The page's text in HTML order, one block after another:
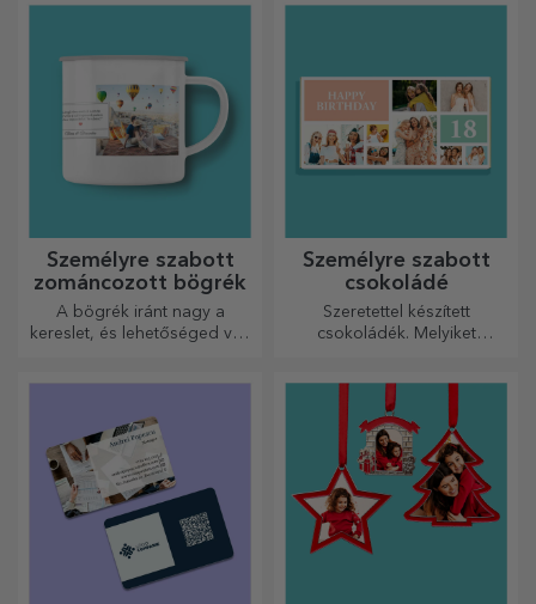
Személyre szabott
zománcozott bögrék
A bögrék iránt nagy a
kereslet, és lehetőséged van
nem törnek össze.
Személyre szabott
csokoládé
Szeretettel készített
csokoládék. Melyiket